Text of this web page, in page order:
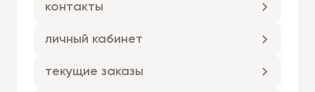
контакты
личный кабинет
текущие заказы